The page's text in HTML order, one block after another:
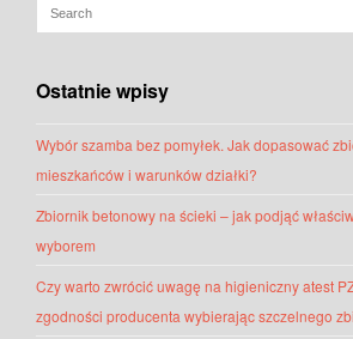
Ostatnie wpisy
Wybór szamba bez pomyłek. Jak dopasować
mieszkańców i warunków działki?
Zbiornik betonowy na ścieki – jak podjąć
wyborem
Czy warto zwrócić uwagę na higieniczny atest
zgodności producenta wybierając szczelnego